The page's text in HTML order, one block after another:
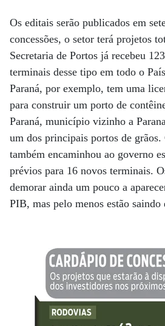
Os editais serão publicados em
concessões, o setor terá projetos
Secretaria de Portos já recebeu
terminais desse tipo em todo o
Paraná, por exemplo, tem uma
para construir um porto de
Paraná, município vizinho a
um dos principais portos de grãos.
também encaminhou ao governo
prévios para 16 novos terminais.
demorar ainda um pouco a
PIB, mas pelo menos estão saindo